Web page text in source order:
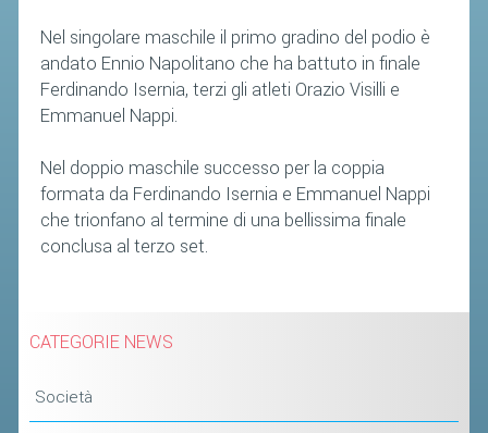
Nel singolare maschile il primo gradino del podio è
andato Ennio Napolitano che ha battuto in finale
Ferdinando Isernia, terzi gli atleti Orazio Visilli e
Emmanuel Nappi.
Nel doppio maschile successo per la coppia
formata da Ferdinando Isernia e Emmanuel Nappi
che trionfano al termine di una bellissima finale
conclusa al terzo set.
CATEGORIE NEWS
Società